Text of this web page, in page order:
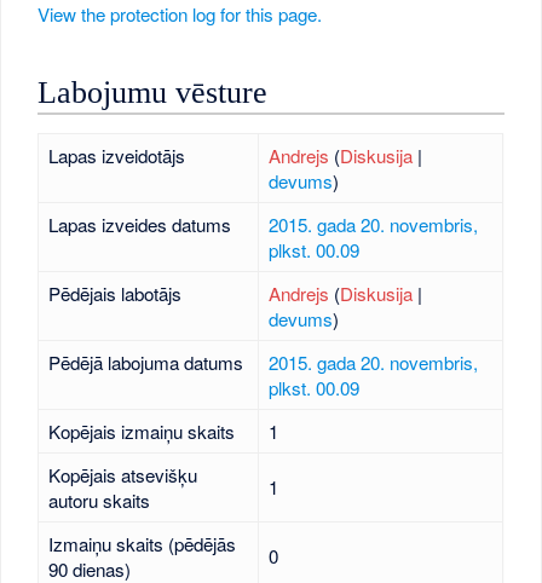
View the protection log for this page.
Labojumu vēsture
Lapas izveidotājs Andrejs (Diskusija|
devums)
Lapas izveides datums
2015. gada 20. novembris,
plkst. 00.09
Pēdējais labotājs
Andrejs (Diskusija|
devums)
Pēdējā labojuma datums
2015. gada 20. novembris,
plkst. 00.09
Kopējais izmaiņu skaits
1
Kopējais atsevišķu
autoru skaits
1
Izmaiņu skaits (pēdējās
90 dienas)
0